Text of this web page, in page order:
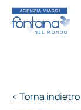
< Torna indietro